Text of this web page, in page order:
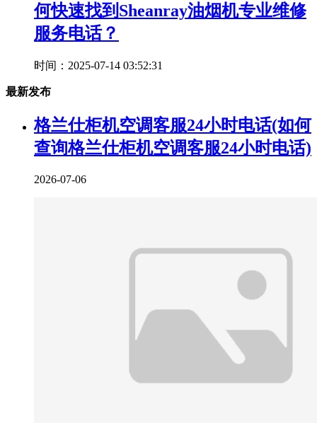
何快速找到Sheanray油烟机专业维修
服务电话？
时间：2025-07-14 03:52:31
最新发布
格兰仕柜机空调客服24小时电话(如何
查询格兰仕柜机空调客服24小时电话)
2026-07-06